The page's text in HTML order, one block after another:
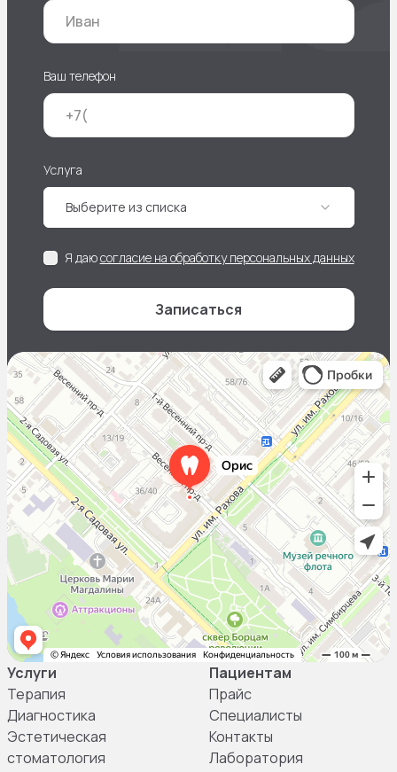
Ваш телефон
Услуга
Выберите из списка
Я даюсогласие на обработку персональных данных
Записаться
Услуги
Терапия
Диагностика
Эстетическая
стоматология
Пациентам
Прайс
Специалисты
Контакты
Лаборатория